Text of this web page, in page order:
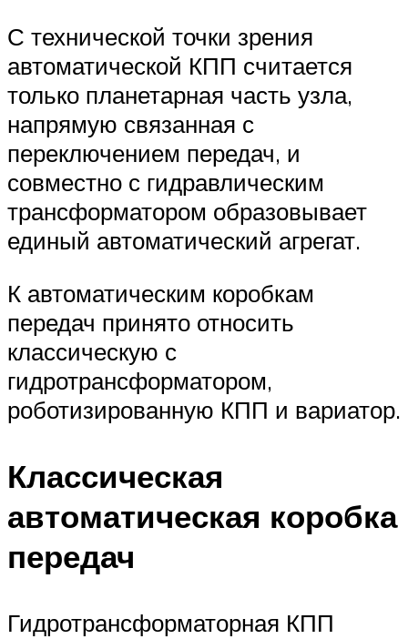
С технической точки зрения
автоматической КПП считается
только планетарная часть узла,
напрямую связанная с
переключением передач, и
совместно с гидравлическим
трансформатором образовывает
единый автоматический агрегат.
К автоматическим коробкам
передач принято относить
классическую с
гидротрансформатором,
роботизированную КПП и вариатор.
Классическая
автоматическая коробка
передач
Гидротрансформаторная КПП